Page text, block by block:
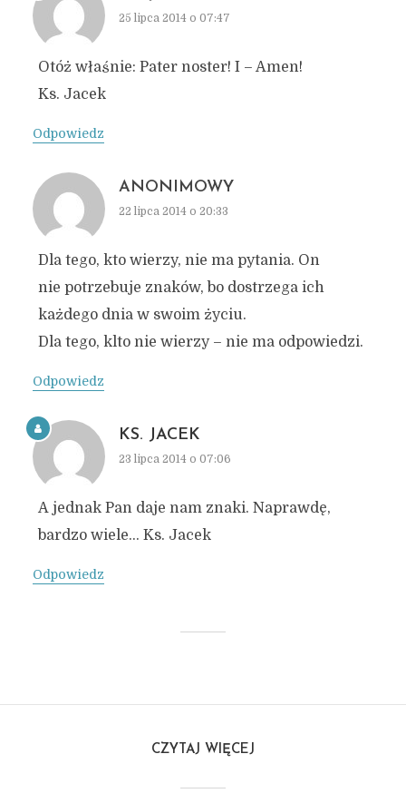
25 lipca 2014 o 07:47
Otóż właśnie: Pater noster! I – Amen!
Ks. Jacek
Odpowiedz
ANONIMOWY
22 lipca 2014 o 20:33
Dla tego, kto wierzy, nie ma pytania. On
nie potrzebuje znaków, bo dostrzega ich
każdego dnia w swoim życiu.
Dla tego, klto nie wierzy – nie ma odpowiedzi.
Odpowiedz
KS. JACEK
23 lipca 2014 o 07:06
A jednak Pan daje nam znaki. Naprawdę,
bardzo wiele… Ks. Jacek
Odpowiedz
CZYTAJ WIĘCEJ